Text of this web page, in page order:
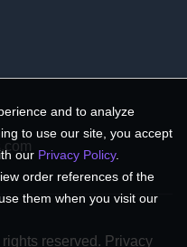
reserved. Privacy
and to analyze
to use our site, you accept
our Privacy Policy.
order references of the
them when you visit our